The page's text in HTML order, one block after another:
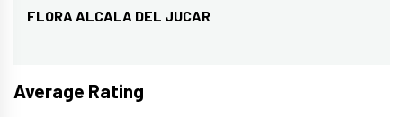
Entrada
FLORA ALCALA DEL JUCAR
Average Rating